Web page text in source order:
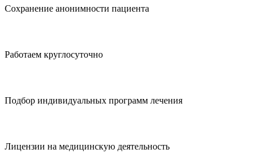
Сохранение анонимности пациента
Работаем круглосуточно
Подбор индивидуальных программ лечения
Лицензии на медицинскую деятельность